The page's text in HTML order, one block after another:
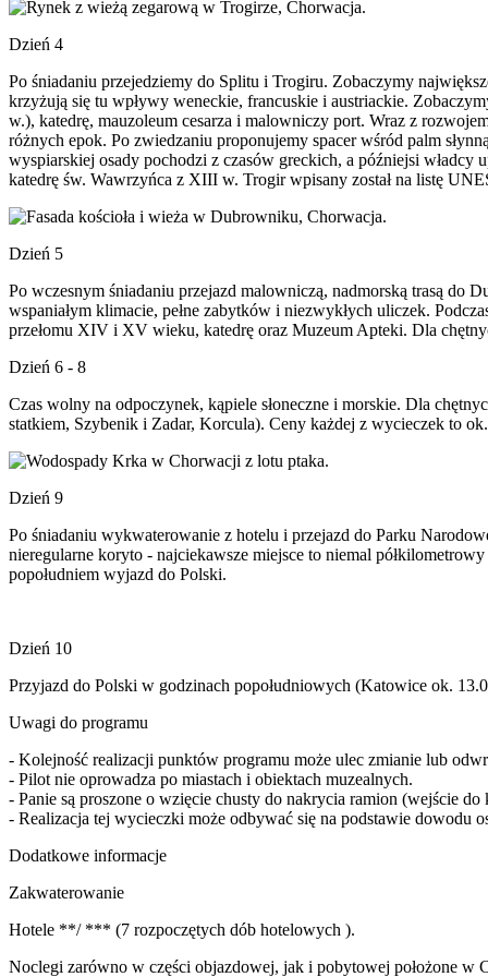
Dzień 4
Po śniadaniu przejedziemy do Splitu i Trogiru. Zobaczymy
krzyżują się tu wpływy weneckie, francuskie i austriackie.
w.), katedrę, mauzoleum cesarza i malowniczy port. Wraz z
różnych epok. Po zwiedzaniu proponujemy spacer wśród palm
wyspiarskiej osady pochodzi z czasów greckich, a późniejsi
katedrę św. Wawrzyńca z XIII w. Trogir wpisany został na listę
Dzień 5
Po wczesnym śniadaniu przejazd malowniczą, nadmorską trasą do
wspaniałym klimacie, pełne zabytków i niezwykłych uliczek.
przełomu XIV i XV wieku, katedrę oraz Muzeum Apteki. Dla
Dzień 6 - 8
Czas wolny na odpoczynek, kąpiele słoneczne i morskie. Dla
statkiem, Szybenik i Zadar, Korcula). Ceny każdej z wycieczek to
Dzień 9
Po śniadaniu wykwaterowanie z hotelu i przejazd do Parku
nieregularne koryto - najciekawsze miejsce to niemal
popołudniem wyjazd do Polski.
Dzień 10
Przyjazd do Polski w godzinach popołudniowych (Katowice ok.
Uwagi do programu
- Kolejność realizacji punktów programu może ulec zmianie lub
- Pilot nie oprowadza po miastach i obiektach muzealnych.
- Panie są proszone o wzięcie chusty do nakrycia ramion (wejście do
- Realizacja tej wycieczki może odbywać się na podstawie dowodu
Dodatkowe informacje
Zakwaterowanie
Hotele **/ *** (7 rozpoczętych dób hotelowych ).
Noclegi zarówno w części objazdowej, jak i pobytowej położone w